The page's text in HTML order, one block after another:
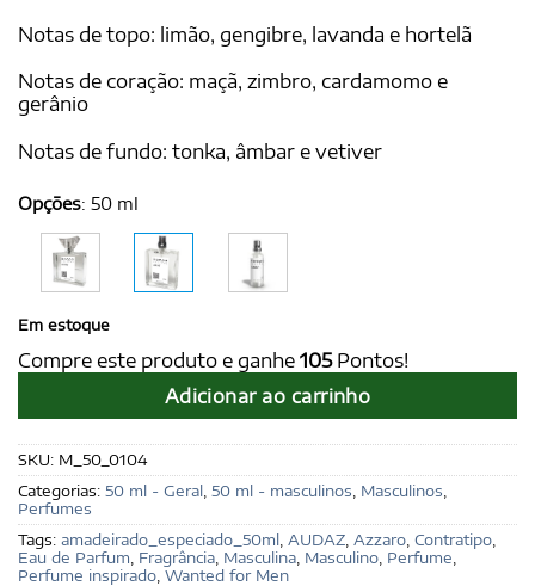
Notas de topo: limão, gengibre, lavanda e hortelã
Notas de coração: maçã, zimbro, cardamomo e
gerânio
Notas de fundo: tonka, âmbar e vetiver
Opções: 50 ml
Em estoque
Compre este produto e ganhe 105Pontos!
Adicionar ao carrinho
SKU: M_50_0104
Categorias: 50 ml - Geral 50 ml - masculinos Masculinos
Perfumes
Tags: amadeirado_especiado_50ml AUDAZ Azzaro Contratipo
Eau de Parfum Fragrância Masculina Masculino Perfume
Perfume inspirado Wanted for Men